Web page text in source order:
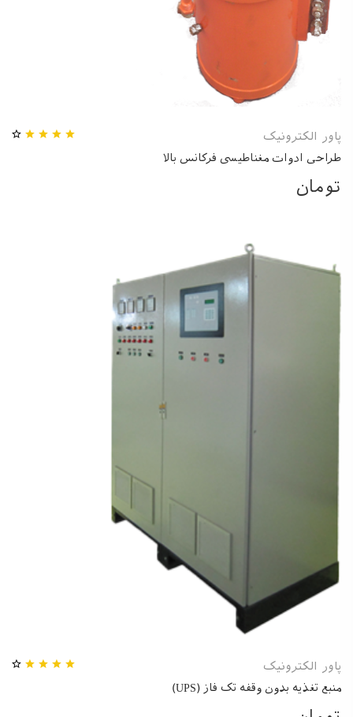
پاور الکترونیک
طراحی ادوات مغناطیسی فرکانس بالا
تومان
پاور الکترونیک
منبع تغذیه بدون وقفه تک فاز (UPS)